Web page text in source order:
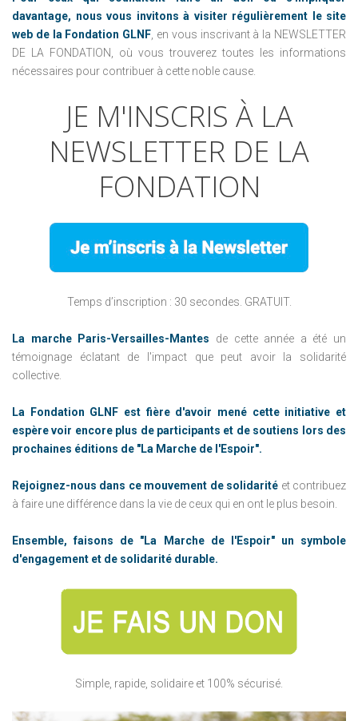
davantage, nous vous invitons à visiter régulièrement le site
web de la Fondation GLNF , en vous inscrivant à la NEWSLETTER
DE LA FONDATION, où vous trouverez toutes les informations
nécessaires pour contribuer à cette noble cause.
JE M'INSCRIS À LA
NEWSLETTER DE LA
FONDATION
Temps d’inscription : 30 secondes. GRATUIT.
La marche Paris-Versailles-Mantes de cette année a été un
témoignage éclatant de l'impact que peut avoir la solidarité
collective.
La Fondation GLNF est fière d'avoir mené cette initiative et
espère voir encore plus de participants et de soutiens lors des
prochaines éditions de "La Marche de l'Espoir".
Rejoignez-nous dans ce mouvement de solidarité et contribuez
à faire une différence dans la vie de ceux qui en ont le plus besoin.
Ensemble, faisons de "La Marche de l'Espoir" un symbole
d'engagement et de solidarité durable.
Simple, rapide, solidaire et 100% sécurisé.